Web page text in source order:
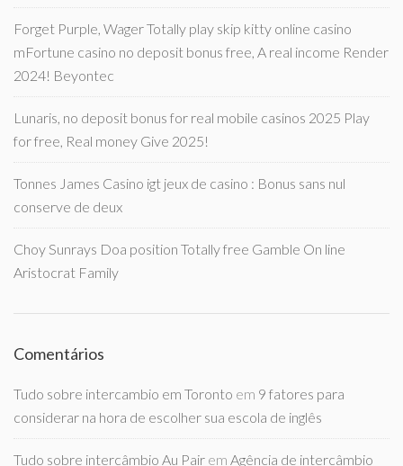
Forget Purple, Wager Totally play skip kitty online casino
mFortune casino no deposit bonus free, A real income Render
2024! Beyontec
Lunaris, no deposit bonus for real mobile casinos 2025 Play
for free, Real money Give 2025!
Tonnes James Casino igt jeux de casino : Bonus sans nul
conserve de deux
Choy Sunrays Doa position Totally free Gamble On line
Aristocrat Family
Comentários
Tudo sobre intercambio em Toronto em 9 fatores para
considerar na hora de escolher sua escola de inglês
Tudo sobre intercâmbio Au Pair em Agência de intercâmbio